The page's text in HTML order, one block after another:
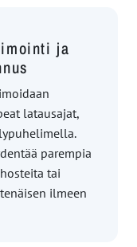
ja
latausajat,
parempia
tai
ilmeen